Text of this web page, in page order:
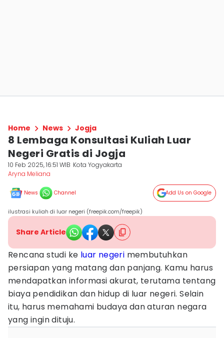
Home News Jogja
8 Lembaga Konsultasi Kuliah Luar
Negeri Gratis di Jogja
10 Feb 2025, 16:51 WIB Kota Yogyakarta
Aryna Meliana
News Channel Add Us on Google
ilustrasi kuliah di luar negeri (freepik.com/freepik)
Share Article
Rencana studi ke luar negeri membutuhkan
persiapan yang matang dan panjang. Kamu harus
mendapatkan informasi akurat, terutama tentang
biaya pendidikan dan hidup di luar negeri. Selain
itu, harus memahami budaya dan aturan negara
yang ingin dituju.